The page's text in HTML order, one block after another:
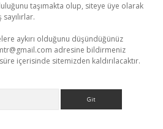
taşımakta olup, siteye üye olarak
aykırı olduğunu düşündüğünüz
adresine bildirmeniz
içerisinde sitemizden kaldırılacaktır.